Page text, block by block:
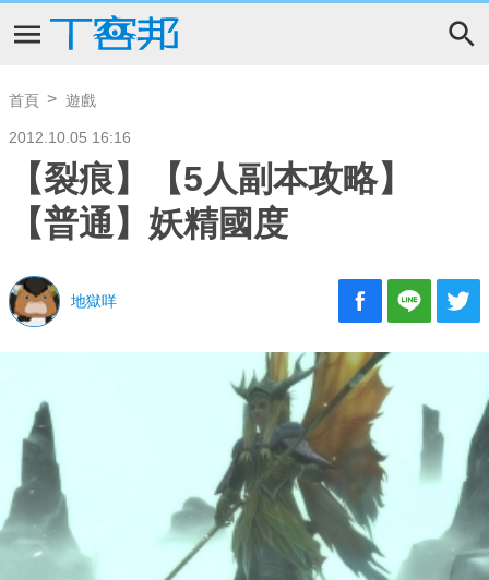
首頁 遊戲
2012.10.05 16:16
【裂痕】【5人副本攻略】
【普通】妖精國度
地獄咩